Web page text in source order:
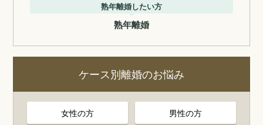
熟年離婚したい方
熟年離婚
ケース別離婚のお悩み
女性の方 男性の方